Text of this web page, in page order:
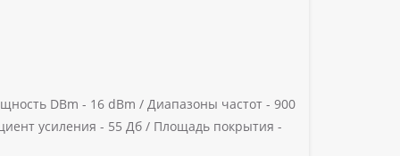
DBm - 16 dBm / Диапазоны частот - 900
усиления - 55 Дб / Площадь покрытия -